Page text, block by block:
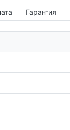
Гарантия